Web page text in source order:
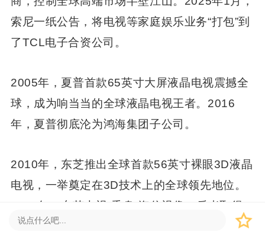
索尼一纸公告，将电视等家庭娱乐业务“打包”到
了TCL电子合资公司。
2005年，夏普首款65英寸大屏液晶电视震撼全
球，成为响当当的全球液晶电视王者。2016
年，夏普彻底沦为鸿海集团子公司。
2010年，东芝推出全球首款56英寸裸眼3D液晶
电视，一举奠定在3D技术上的全球领先地位。
2017年，东芝电视“委身”海信视像，后者取得
40年品牌使用权。